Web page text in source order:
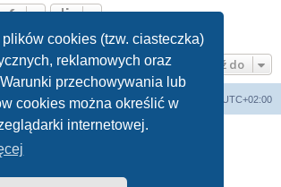
cookies (tzw. ciasteczka)
reklamowych oraz
przechowywania lub
cookies można określić w
internetowej.
Posty: 2 • Strona1z1
Przejdź do
Strona Główna Strefa czasowa UTC+02:00
lodz Fotografia Analogowa